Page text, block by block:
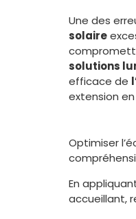
Une des
solaire
solutions
efficace de
extension en
Optimiser
En
accueillant,